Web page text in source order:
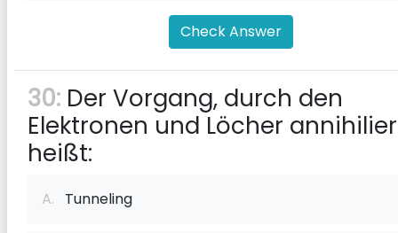
Check Answer
30: Der Vorgang, durch den
Elektronen und Löcher
heißt:
A. Tunneling